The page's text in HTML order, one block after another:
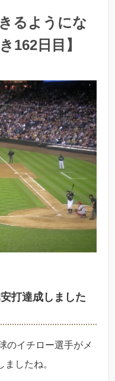
るようにな
162日目】
打達成しました
のイチロー選手がメ
したね。